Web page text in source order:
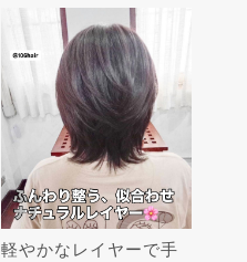
軽やかなレイヤーで手